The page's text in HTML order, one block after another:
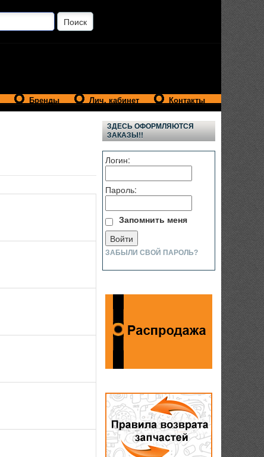
Бренды Лич. кабинет Контакты
ЗДЕСЬ ОФОРМЛЯЮТСЯ
ЗАКАЗЫ!!
Логин:
Пароль:
Запомнить меня
ЗАБЫЛИ СВОЙ ПАРОЛЬ?